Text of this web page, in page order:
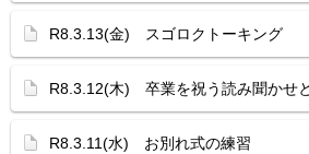
R8.3.13(金) スゴロクトーキング
R8.3.12(木) 卒業を祝う読み聞かせ
R8.3.11(水) お別れ式の練習